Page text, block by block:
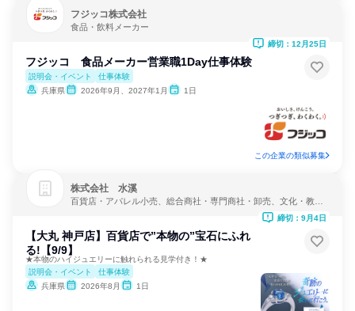
フジッコ株式会社
食品・飲料メーカー
フジッコ 食品メーカー営業職1Day仕事体験
説明会・イベント
仕事体験
兵庫県
2026年9月、2027年1月 1日
締切：12月25日
この企業の類似募集
株式会社 水溪
百貨店・アパレル小売、総合商社・専門商社・卸売、文化・教
【大丸 神戸店】百貨店で”本物の”宝石にふれ
る!【9/9】
★本物のハイジュエリーに触れられる見学付き！★
説明会・イベント
仕事体験
兵庫県
2026年8月 1日
締切：9月4日